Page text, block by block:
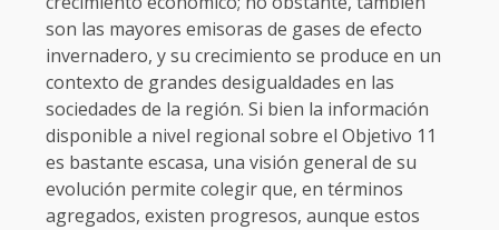
son las mayores emisoras de gases de efecto
invernadero, y su crecimiento se produce en un
contexto de grandes desigualdades en las
sociedades de la región. Si bien la información
disponible a nivel regional sobre el Objetivo 11
es bastante escasa, una visión general de su
evolución permite colegir que, en términos
agregados, existen progresos, aunque estos